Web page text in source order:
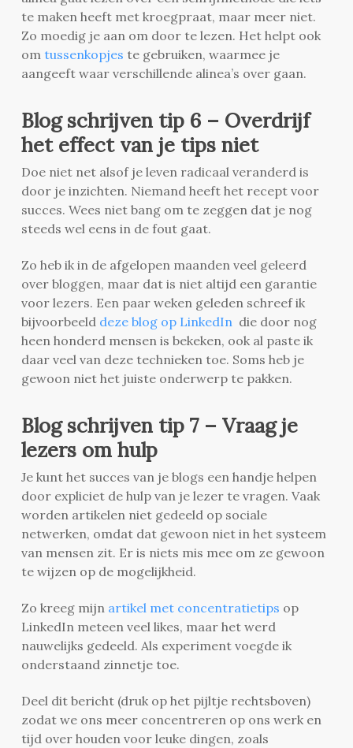
te maken heeft met kroegpraat, maar meer niet.
Zo moedig je aan om door te lezen. Het helpt ook
omtussenkopjes te gebruiken, waarmee je
aangeeft waar verschillende alinea’s over gaan.
Blog schrijven tip 6 – Overdrijf
het effect van je tips niet
Doe niet net alsof je leven radicaal veranderd is
door je inzichten. Niemand heeft het recept voor
succes. Wees niet bang om te zeggen dat je nog
steeds wel eens in de fout gaat.
Zo heb ik in de afgelopen maanden veel geleerd
over bloggen, maar dat is niet altijd een garantie
voor lezers. Een paar weken geleden schreef ik
bijvoorbeeld deze blog op LinkedIndie door nog
heen honderd mensen is bekeken, ook al paste ik
daar veel van deze technieken toe. Soms heb je
gewoon niet het juiste onderwerp te pakken.
Blog schrijven tip 7 – Vraag je
lezers om hulp
Je kunt het succes van je blogs een handje helpen
door expliciet de hulp van je lezer te vragen. Vaak
worden artikelen niet gedeeld op sociale
netwerken, omdat dat gewoon niet in het systeem
van mensen zit. Er is niets mis mee om ze gewoon
te wijzen op de mogelijkheid.
Zo kreeg mijn artikel met concentratietips op
LinkedIn meteen veel likes, maar het werd
nauwelijks gedeeld. Als experiment voegde ik
onderstaand zinnetje toe.
Deel dit bericht (druk op het pijltje rechtsboven)
zodat we ons meer concentreren op ons werk en
tijd over houden voor leuke dingen, zoals